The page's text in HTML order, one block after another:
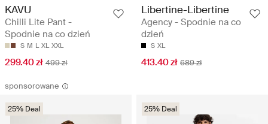
KAVU
Chilli Lite Pant -
Spodnie na co dzień
S M L XL XXL
299.40 zł 499 zł
Libertine-Libertine
Agency - Spodnie na co
dzień
S XL
413.40 zł 689 zł
sponsorowane
25% Deal 25% Deal